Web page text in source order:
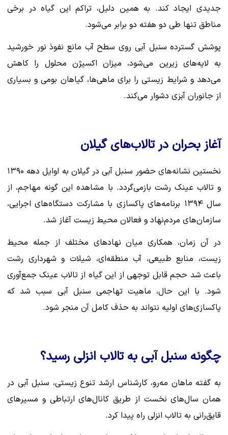
جدیدی ایجاد کند. به همین دلیل، تراکم این گیاه در برخی
مناطق تنها طی دو هفته دو برابر می‌شود.
پوشش گسترده سنبل آبی روی سطح آب مانع نفوذ نور خورشید
به لایه‌های زیرین می‌شود، میزان اکسیژن محلول را کاهش
می‌دهد و شرایط زیستی را برای ماهی‌ها، گیاهان بومی و بسیاری
از جانوران آبزی دشوار می‌کند.
آغاز بحران در تالاب‌های گیلان
نخستین نشانه‌های حضور سنبل آبی در گیلان به اوایل دهه ۱۳۹۰
و تالاب عینک رشت بازمی‌گردد. با مشاهده این گونه مهاجم، از
سال ۱۳۹۴ برنامه‌های پاکسازی با مشارکت دستگاه‌های اجرایی،
سازمان‌های مردم‌نهاد و فعالان محیط زیست آغاز شد.
در آن زمان، همکاری میان نهادهای مختلف از جمله محیط
زیست، منابع طبیعی، آب منطقه‌ای، شیلات و شهرداری رشت
باعث شد حجم قابل توجهی از این گیاه از تالاب عینک جمع‌آوری
شود. با این حال، ماهیت تهاجمی سنبل آبی سبب شد که
پاکسازی‌های اولیه نتواند به حذف کامل آن منجر شود.
چگونه سنبل آبی به تالاب انزلی رسید؟
به گفته ماهان مه‌رو، کارشناس ارشد تنوع زیستی، سنبل آبی در
همان سال‌های نخست از طریق کانال‌های ارتباطی و مسیرهای
قایق‌رانی به تالاب انزلی راه پیدا کرد.